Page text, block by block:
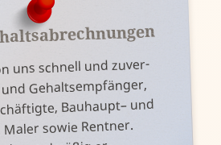
uns schnell und zu­ver­
Gehalts­empfänger,
Bau­haupt– und
sowie Rentner.